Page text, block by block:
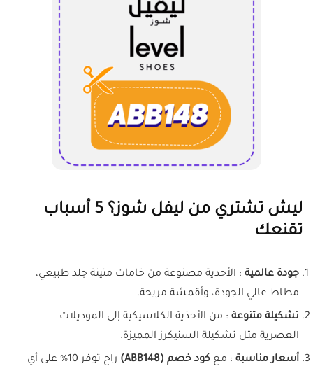
ليش تشتري من ليفل شوز؟ 5 أسباب
تقنعك
جودة عالمية : الأحذية مصنوعة من خامات متينة جلد طبيعي،
مطاط عالي الجودة، وأقمشة مريحة.
تشكيلة متنوعة : من الأحذية الكلاسيكية إلى الموديلات
العصرية مثل تشكيلة السنيكرز المميزة.
أسعار مناسبة : مع كود خصم (ABB148)
راح توفر 10% على أي